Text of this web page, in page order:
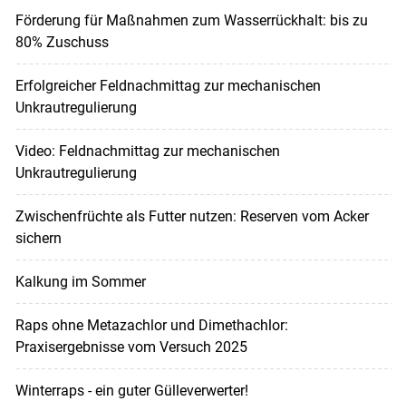
Förderung für Maßnahmen zum Wasserrückhalt: bis zu
80% Zuschuss
Erfolgreicher Feldnachmittag zur mechanischen
Unkrautregulierung
Video: Feldnachmittag zur mechanischen
Unkrautregulierung
Zwischenfrüchte als Futter nutzen: Reserven vom Acker
sichern
Kalkung im Sommer
Raps ohne Metazachlor und Dimethachlor:
Praxisergebnisse vom Versuch 2025
Winterraps - ein guter Gülleverwerter!